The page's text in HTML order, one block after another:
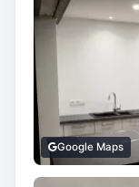
Google Maps